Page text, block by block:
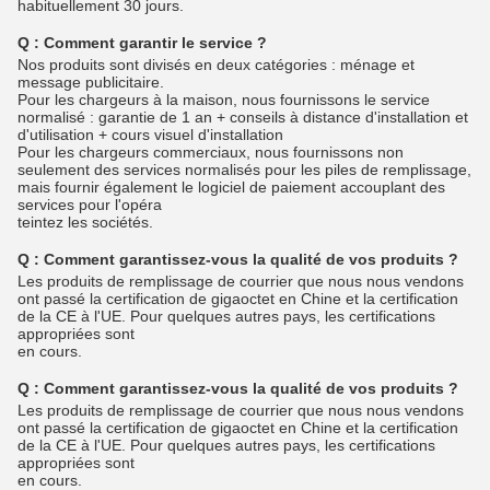
habituellement 30 jours.
Q : Comment garantir le service ?
Nos produits sont divisés en deux catégories : ménage et
message publicitaire.
Pour les chargeurs à la maison, nous fournissons le service
normalisé : garantie de 1 an + conseils à distance d'installation et
d'utilisation + cours visuel d'installation
Pour les chargeurs commerciaux, nous fournissons non
seulement des services normalisés pour les piles de remplissage,
mais fournir également le logiciel de paiement accouplant des
services pour l'opéra
teintez les sociétés.
Q : Comment garantissez-vous la qualité de vos produits ?
Les produits de remplissage de courrier que nous nous vendons
ont passé la certification de gigaoctet en Chine et la certification
de la CE à l'UE. Pour quelques autres pays, les certifications
appropriées sont
en cours.
Q : Comment garantissez-vous la qualité de vos produits ?
Les produits de remplissage de courrier que nous nous vendons
ont passé la certification de gigaoctet en Chine et la certification
de la CE à l'UE. Pour quelques autres pays, les certifications
appropriées sont
en cours.